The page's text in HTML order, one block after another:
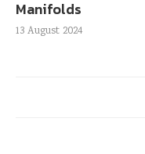
Manifolds
13 August 2024